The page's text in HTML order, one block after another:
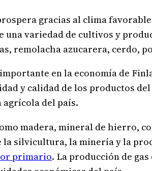
gracias al clima
variedad de cultivos y
remolacha azucarera, cerdo,
en la economía de
y calidad de los productos
del país.
madera, mineral de hierro,
silvicultura, la minería y la
primario. La producción de